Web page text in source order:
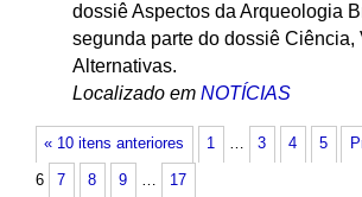
dossiê Aspectos da Arqueologia
segunda parte do dossiê Ciência,
Alternativas.
Localizado em NOTÍCIAS
« 10 itens anteriores 1 … 3 4 5
6 7 8 9 … 17